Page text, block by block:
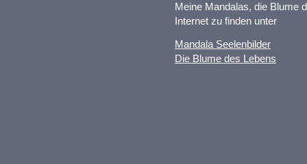
Meine Mandalas, die Blume
Internet zu finden unter
Mandala Seelenbilder
Die Blume des Lebens